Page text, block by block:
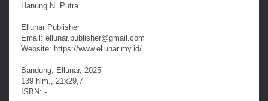
Hanung N. Putra
Ellunar Publisher
Email: ellunar.publisher@gmail.com
Website: https://www.ellunar.my.id/
Bandung; Ellunar, 2025
139 hlm., 21x29,7
ISBN: -